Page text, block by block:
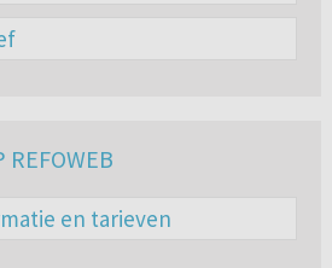
REFOWEB
en tarieven